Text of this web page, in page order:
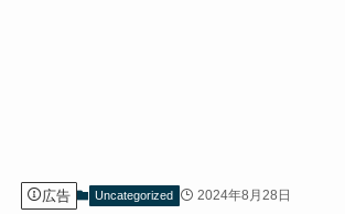
広告 Uncategorized 2024年8月28日